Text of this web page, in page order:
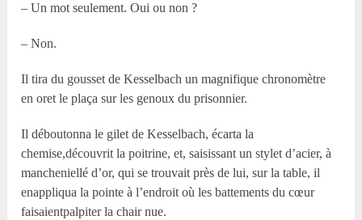
– Un mot seulement. Oui ou non ?
– Non.
Il tira du gousset de Kesselbach un magnifique chronomètre
en oret le plaça sur les genoux du prisonnier.
Il déboutonna le gilet de Kesselbach, écarta la
chemise,découvrit la poitrine, et, saisissant un stylet d’acier, à
mancheniellé d’or, qui se trouvait près de lui, sur la table, il
enappliqua la pointe à l’endroit où les battements du cœur
faisaientpalpiter la chair nue.